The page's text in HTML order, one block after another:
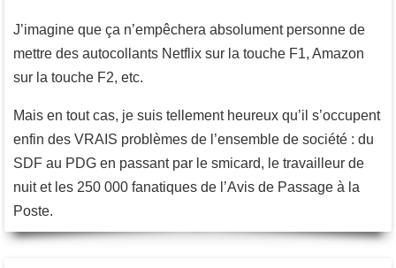
J’imagine que ça n’empêchera absolument personne de
mettre des autocollants Netflix sur la touche F1, Amazon
sur la touche F2, etc.
Mais en tout cas, je suis tellement heureux qu’il s’occupent
enfin des VRAIS problèmes de l’ensemble de société : du
SDF au PDG en passant par le smicard, le travailleur de
nuit et les 250 000 fanatiques de l’Avis de Passage à la
Poste.